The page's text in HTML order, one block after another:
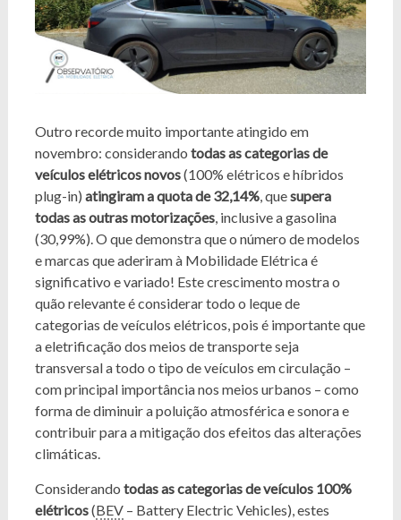
Outro recorde muito importante atingido em
novembro: considerando todas as categorias de
veículos elétricos novos(100% elétricos e híbridos
plug-in) atingiram a quota de 32,14%, quesupera
todas as outras motorizações, inclusive a gasolina
(30,99%). O que demonstra que o número de modelos
e marcas que aderiram à Mobilidade Elétrica é
significativo e variado! Este crescimento mostra o
quão relevante é considerar todo o leque de
categorias de veículos elétricos, pois é importante que
a eletrificação dos meios de transporte seja
transversal a todo o tipo de veículos em circulação –
com principal importância nos meios urbanos – como
forma de diminuir a poluição atmosférica e sonora e
contribuir para a mitigação dos efeitos das alterações
climáticas.
Considerando todas as categorias de veículos 100%
elétricos(BEV– Battery Electric Vehicles), estes